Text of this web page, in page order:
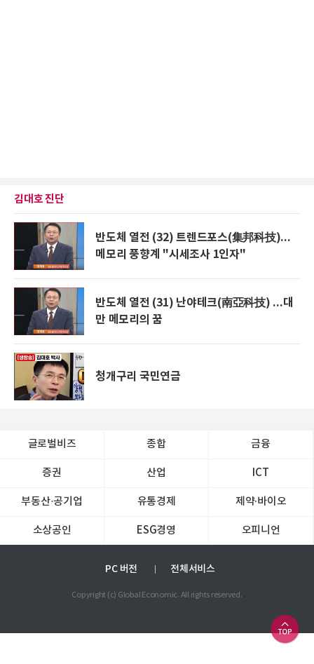
김대호 진단
반도체 열전 (32) 트렌드포스(集邦科技)...
메모리 풍향계 "시세조사 1인자"
반도체 열전 (31) 난야테크(南亞科技) ...대
만 메모리의 꿈
청개구리 국민연금
글로벌비즈 종합 금융
증권 산업 ICT
부동산·공기업 유통경제 제약∙바이오
소상공인 ESG경영 오피니언
PC 버전 전체서비스
Copyright (c) Global Economic. All rights reserved.